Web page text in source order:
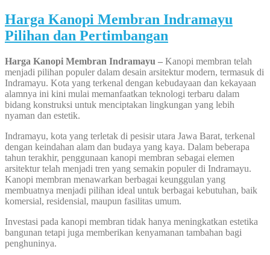
Harga Kanopi Membran Indramayu
Pilihan dan Pertimbangan
Harga Kanopi Membran Indramayu – Kanopi membran telah
menjadi pilihan populer dalam desain arsitektur modern, termasuk di
Indramayu. Kota yang terkenal dengan kebudayaan dan kekayaan
alamnya ini kini mulai memanfaatkan teknologi terbaru dalam
bidang konstruksi untuk menciptakan lingkungan yang lebih
nyaman dan estetik.
Indramayu, kota yang terletak di pesisir utara Jawa Barat, terkenal
dengan keindahan alam dan budaya yang kaya. Dalam beberapa
tahun terakhir, penggunaan kanopi membran sebagai elemen
arsitektur telah menjadi tren yang semakin populer di Indramayu.
Kanopi membran menawarkan berbagai keunggulan yang
membuatnya menjadi pilihan ideal untuk berbagai kebutuhan, baik
komersial, residensial, maupun fasilitas umum.
Investasi pada kanopi membran tidak hanya meningkatkan estetika
bangunan tetapi juga memberikan kenyamanan tambahan bagi
penghuninya.